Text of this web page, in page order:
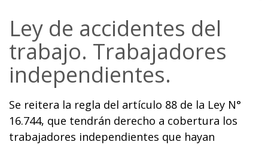
Ley de accidentes del
trabajo. Trabajadores
independientes.
Se reitera la regla del artículo 88 de la Ley N°
16.744, que tendrán derecho a cobertura los
trabajadores independientes que hayan